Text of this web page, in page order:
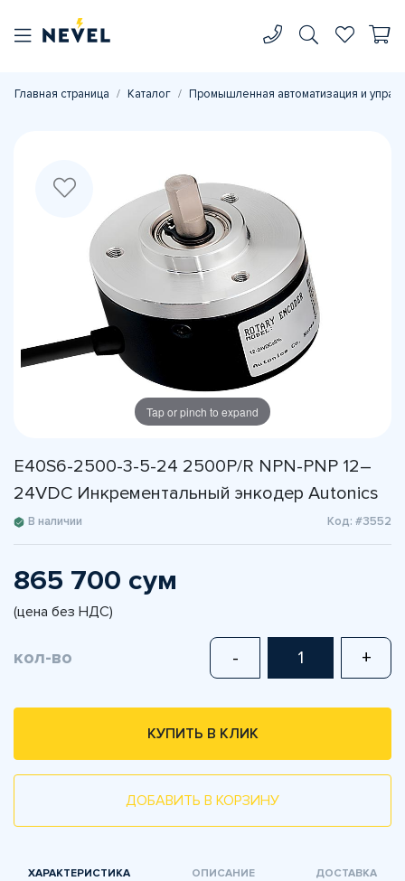
Главная страница Каталог Промышленная автоматизация и
Tap or pinch to expand
E40S6-2500-3-5-24 2500P/R NPN-PNP 12–
24VDC Инкрементальный энкодер Autonics
В наличии Код: #3552
865 700 сум
(цена без НДС)
кол-во - +
КУПИТЬ В КЛИК
ДОБАВИТЬ В КОРЗИНУ
ХАРАКТЕРИСТИКА ОПИСАНИЕ ДОСТАВКА